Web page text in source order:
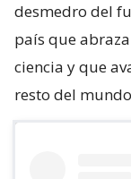
desmedro del
país que
ciencia y que
resto del